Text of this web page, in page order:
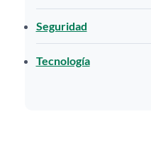
Seguridad
Tecnología